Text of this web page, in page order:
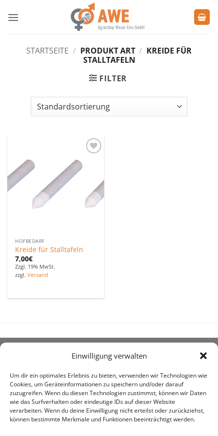
Einwilligung verwalten
Um dir ein optimales Erlebnis zu bieten, verwenden wir Technologien wie
Cookies, um Geräteinformationen zu speichern und/oder darauf
zuzugreifen. Wenn du diesen Technologien zustimmst, können wir Daten
wie das Surfverhalten oder eindeutige IDs auf dieser Website
verarbeiten. Wenn du deine Einwilligung nicht erteilst oder zurückziehst,
können bestimmte Merkmale und Funktionen beeinträchtigt werden.
Inhalt
STARTSEITE / PRODUKT ART / KREIDE FÜR
STALLTAFELN
FILTER
Zu den
Favoriten
hinzufügen
HOFBEDARF
Kreide für Stalltafeln
7,00€
Zzgl. 19% MwSt.
zzgl.Versand